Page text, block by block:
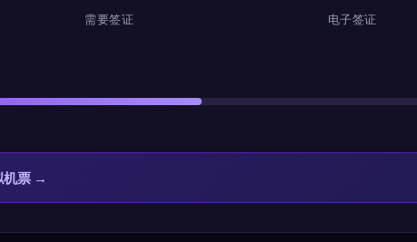
需要签证 电子签证
机票 →